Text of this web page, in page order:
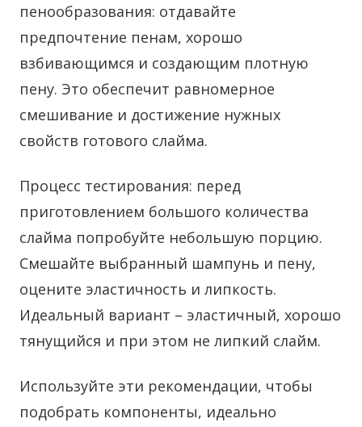
пенообразования: отдавайте
предпочтение пенам, хорошо
взбивающимся и создающим плотную
пену. Это обеспечит равномерное
смешивание и достижение нужных
свойств готового слайма.
Процесс тестирования: перед
приготовлением большого количества
слайма попробуйте небольшую порцию.
Смешайте выбранный шампунь и пену,
оцените эластичность и липкость.
Идеальный вариант – эластичный, хорошо
тянущийся и при этом не липкий слайм.
Используйте эти рекомендации, чтобы
подобрать компоненты, идеально